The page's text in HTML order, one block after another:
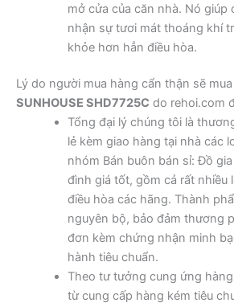
mở cửa của căn nhà. Nó giúp
nhận sự tươi mát thoáng khí
khỏe hơn hẳn điều hòa.
Lý do người mua hàng cẩn thận sẽ
SUNHOUSE SHD7725C do rehoi.com
Tổng đại lý chúng tôi là
lẻ kèm giao hàng tại nhà các
nhóm Bán buôn bán sỉ: Đồ
đình giá tốt, gồm cả rất nhiều
điều hòa các hãng. Thành
nguyên bộ, bảo đảm thương
đơn kèm chứng nhận minh
hành tiêu chuẩn.
Theo tư tưởng cung ứng
từ cung cấp hàng kém tiêu